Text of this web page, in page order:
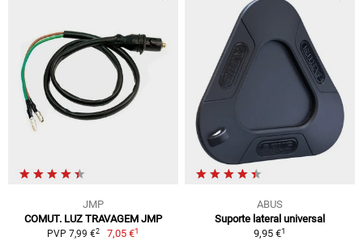
JMP
COMUT. LUZ TRAVAGEM JMP
PVP 7,99 €2 7,05 €1
ABUS
Suporte lateral universal
9,95 €1